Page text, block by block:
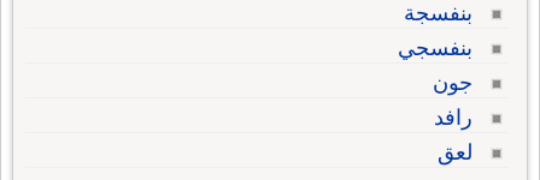
بنفسجة
بنفسجي
جون
رافد
لعق